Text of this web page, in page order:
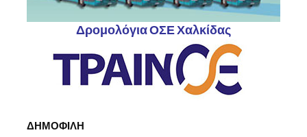
Δρομολόγια ΟΣΕ Χαλκίδας
ΔΗΜΟΦΙΛΗ